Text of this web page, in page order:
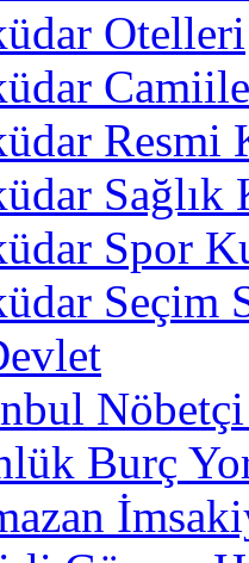
Otelleri
Resmi
Sağlık
Spor
Seçim
Burç